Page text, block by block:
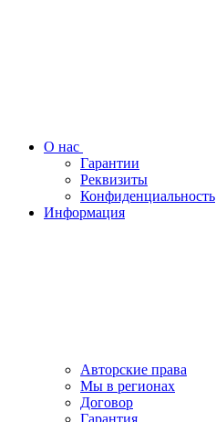
О нас
Гарантии
Реквизиты
Конфиденциальность
Информация
Авторские права
Мы в регионах
Договор
Гарантия